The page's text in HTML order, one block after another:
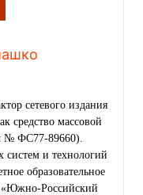
сетевого издания
средство массовой
№ ФС77-89660).
и технологий
образовательное
«Южно-Российский